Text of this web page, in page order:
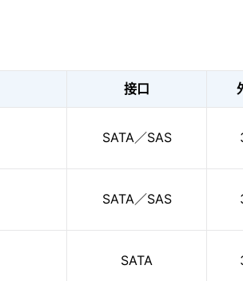
接口
SATA／SAS
SATA／SAS
SATA